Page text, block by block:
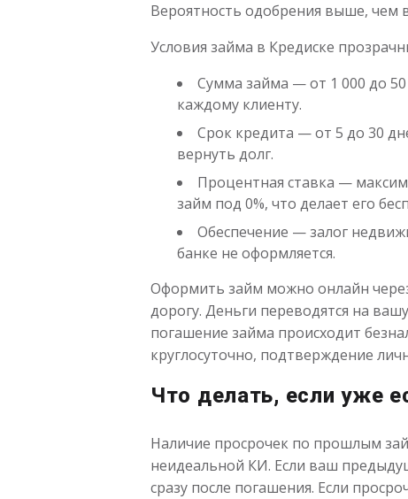
Вероятность одобрения выше, чем
Условия займа в Кредиске
Сумма займа — от 1 000 до
каждому клиенту.
Срок кредита — от 5 до 30
вернуть долг.
Процентная ставка —
займ под 0%, что делает его
Обеспечение — залог
банке не оформляется.
Оформить займ можно онлайн
дорогу. Деньги переводятся на
погашение займа происходит
круглосуточно, подтверждение
Что делать, если уже
Наличие просрочек по прошлым
неидеальной КИ. Если ваш
сразу после погашения. Если